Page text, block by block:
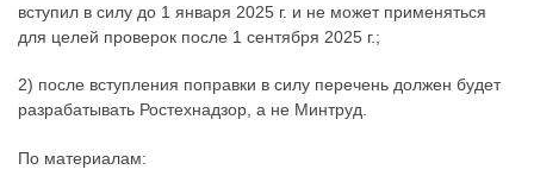
вступил в силу до 1 января 2025 г. и не может применяться
для целей проверок после 1 сентября 2025 г.;
2) после вступления поправки в силу перечень должен будет
разрабатывать Ростехнадзор, а не Минтруд.
По материалам: